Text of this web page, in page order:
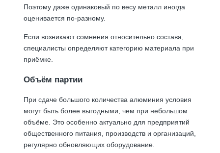
Поэтому даже одинаковый по весу металл иногда
оценивается по-разному.
Если возникают сомнения относительно состава,
специалисты определяют категорию материала при
приёмке.
Объём партии
При сдаче большого количества алюминия условия
могут быть более выгодными, чем при небольшом
объёме. Это особенно актуально для предприятий
общественного питания, производств и организаций,
регулярно обновляющих оборудование.